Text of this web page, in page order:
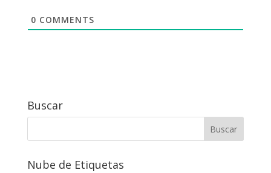
0 COMMENTS
Buscar
Nube de Etiquetas